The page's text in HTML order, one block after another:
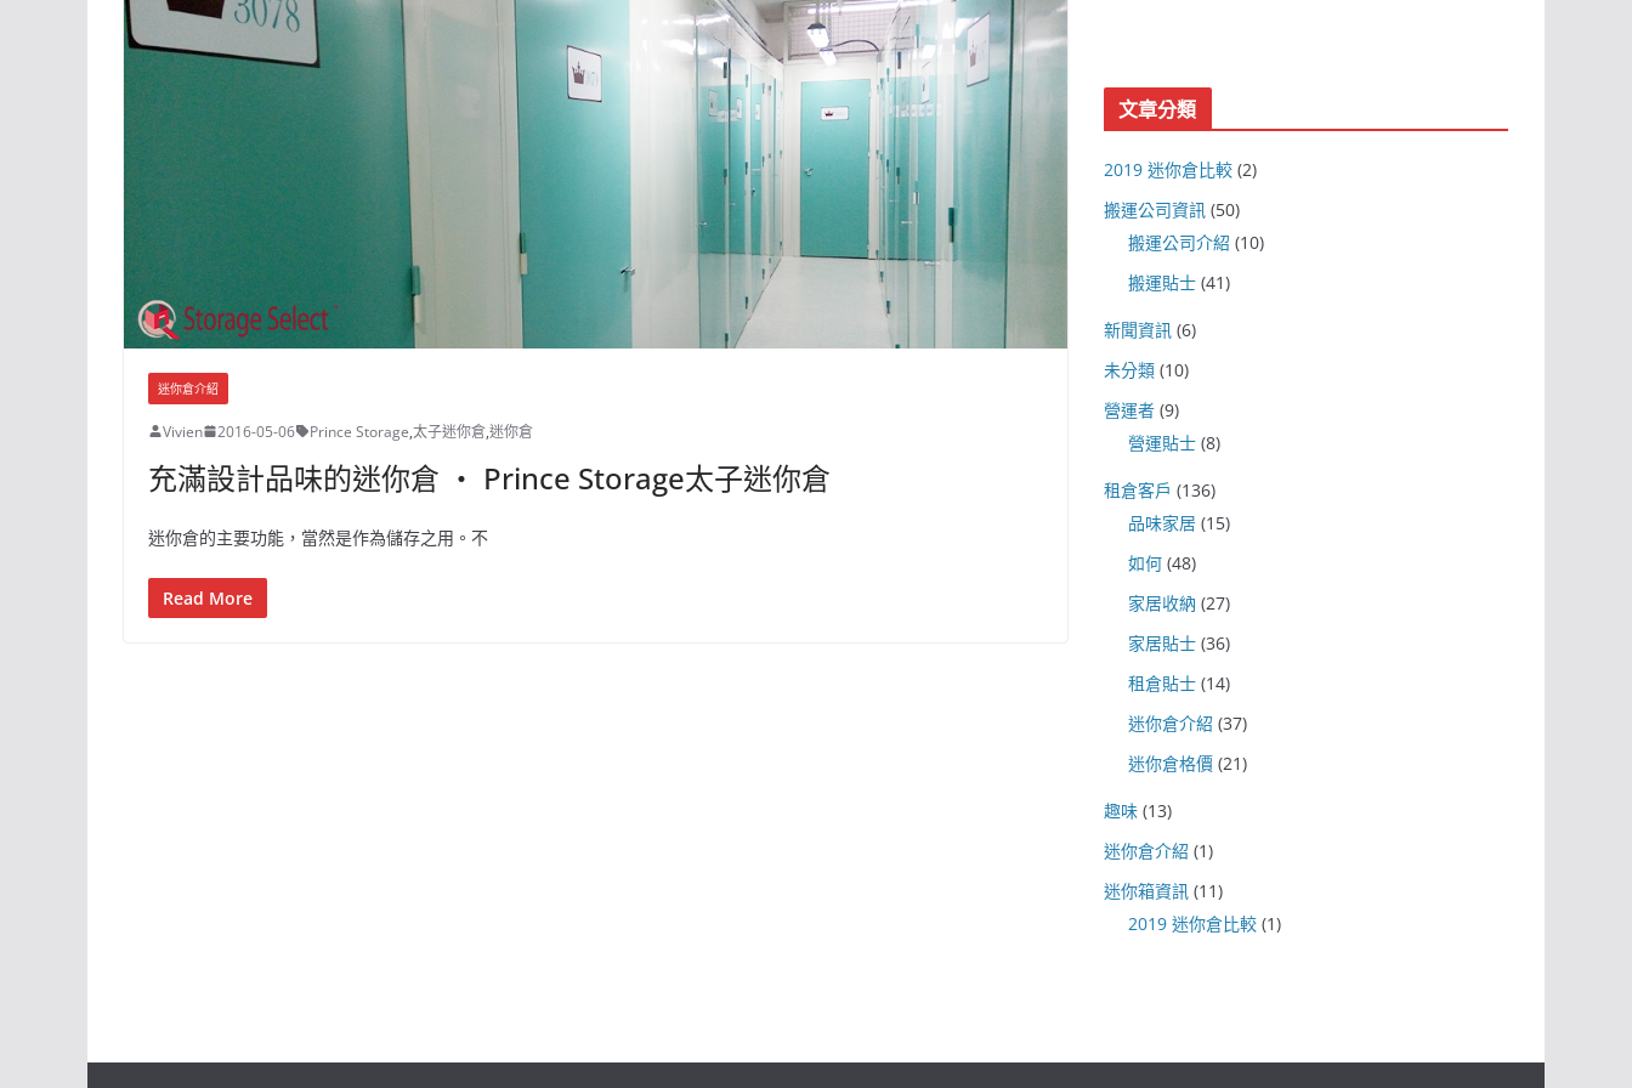
迷你倉介紹
Vivien 2016-05-06 Prince Storage,太子迷你倉,迷你倉
充滿設計品味的迷你倉 ‧ Prince Storage太子迷你倉
迷你倉的主要功能，當然是作為儲存之用。不
Read More
文章分類
2019 迷你倉比較 (2)
搬運公司資訊 (50)
搬運公司介紹 (10)
搬運貼士 (41)
新聞資訊 (6)
未分類 (10)
營運者 (9)
營運貼士 (8)
租倉客戶 (136)
品味家居 (15)
如何 (48)
家居收納 (27)
家居貼士 (36)
租倉貼士 (14)
迷你倉介紹 (37)
迷你倉格價 (21)
趣味 (13)
迷你倉介紹 (1)
迷你箱資訊 (11)
2019 迷你倉比較 (1)